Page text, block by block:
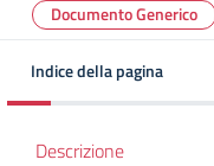
Documento Generico
Indice della pagina
Descrizione